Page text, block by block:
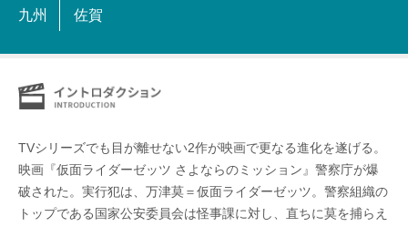
九州 佐賀
TVシリーズでも目が離せない2作が映画で更なる進化を遂げる。
映画『仮面ライダーゼッツ さよならのミッション』警察庁が爆
破された。実行犯は、万津莫＝仮面ライダーゼッツ。警察組織の
トップである国家公安委員会は怪事課に対し、直ちに莫を捕らえ